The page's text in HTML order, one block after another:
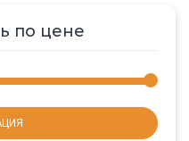
по цене